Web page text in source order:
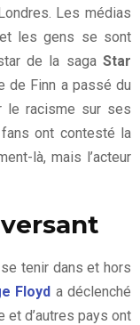
Les médias
les gens se sont
de la saga Star
de Finn a passé du
le racisme sur ses
ont contesté la
là, mais l’acteur
tenir dans et hors
Floyd a déclenché
d’autres pays ont